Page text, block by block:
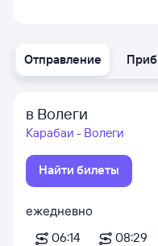
Отправление
в Волеги
Карабаи - Волеги
Найти билеты
ежедневно
06:14
08:29